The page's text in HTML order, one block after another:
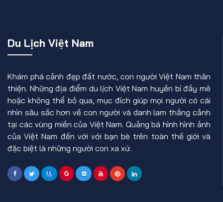
Du Lịch Việt Nam
Khám phá cảnh đẹp đất nước, con người Việt Nam thân
thiện. Những địa điểm du lịch Việt Nam huyền bí đầy mê
hoặc không thể bỏ qua, mục đích giúp mọi người có cái
nhìn sâu sắc hơn về con người và danh lam thắng cảnh
tại các vùng miền của Việt Nam. Quảng bá hình hình ảnh
của Việt Nam đến với với bạn bè trên toàn thế giới và
đặc biệt là những người con xa xứ.